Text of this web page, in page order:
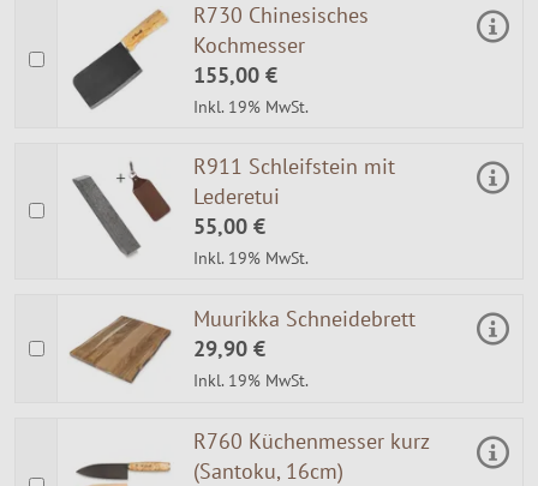
R730 Chinesisches
Kochmesser
155,00 €
Inkl. 19% MwSt.
R911 Schleifstein mit
Lederetui
55,00 €
Inkl. 19% MwSt.
Muurikka Schneidebrett
29,90 €
Inkl. 19% MwSt.
R760 Küchenmesser kurz
(Santoku, 16cm)